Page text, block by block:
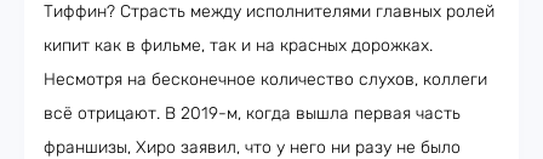
Тиффин? Страсть между исполнителями главных ролей
кипит как в фильме, так и на красных дорожках.
Несмотря на бесконечное количество слухов, коллеги
всё отрицают. В 2019-м, когда вышла первая часть
франшизы, Хиро заявил, что у него ни разу не было